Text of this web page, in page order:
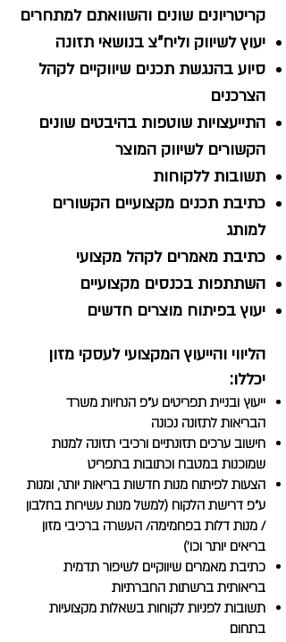
קריטריונים שונים והשוואתם למתחרים
יעוץ לשיווק וליח"צ בנושאי תזונה
סיוע בהנגשת תכנים שיווקיים לקהל
הצרכנים
התייעצויות שוטפות בהיבטים שונים
הקשורים לשיווק המוצר
תשובות ללקוחות
כתיבת תכנים מקצועיים הקשורים
למותג
כתיבת מאמרים לקהל מקצועי
השתתפות בכנסים מקצועיים
יעוץ בפיתוח מוצרים חדשים
הליווי והייעוץ המקצועי לעסקי מזון
יכללו:
ייעוץ ובניית תפריטים ע"פ הנחיות משרד
הבריאות לתזונה נכונה
חישוב ערכים תזונתיים ורכיבי תזונה למנות
שמוכנות במטבח וכתובות בתפריט
הצעות לפיתוח מנות חדשות בריאות יותר, ומנות
ע"פ דרישת הלקוח (למשל מנות עשירות בחלבון
/ מנות דלות בפחמימה/ העשרה ברכיבי מזון
בריאים יותר וכו')
כתיבת מאמרים שיווקיים לשיפור תדמית
בריאותית ברשתות החברתיות
תשובות לפניות לקוחות בשאלות מקצועיות
בתחום